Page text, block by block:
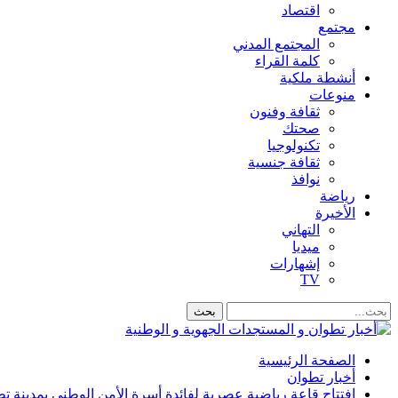
اقتصاد
مجتمع
المجتمع المدني
كلمة القراء
أنشطة ملكية
منوعات
ثقافة وفنون
صحتك
تكنولوجيا
ثقافة جنسية
نوافذ
رياضة
الأخيرة
التهاني
ميديا
إشهارات
TV
الصفحة الرئيسية
أخبار تطوان
افتتاح قاعة رياضية عصرية لفائدة أسرة الأمن الوطني بمدينة